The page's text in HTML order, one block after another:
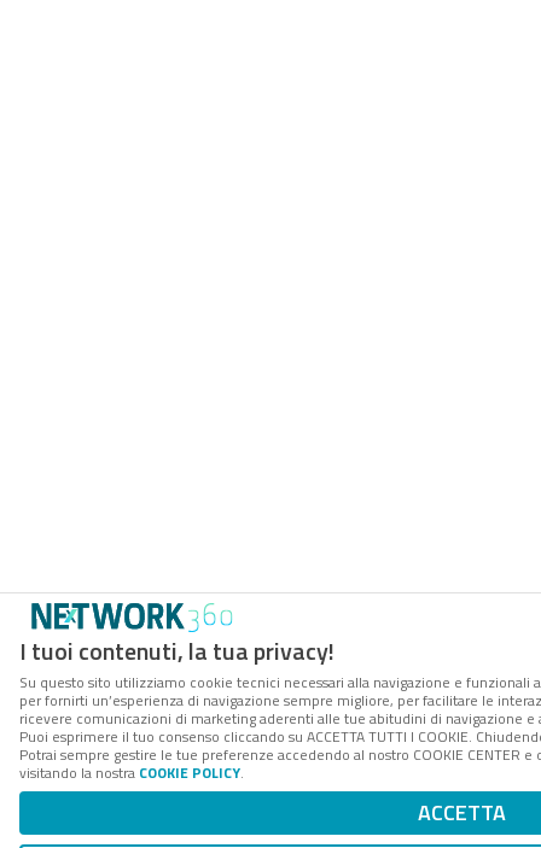
I tuoi contenuti, la tua privacy!
Su questo sito utilizziamo cookie tecnici necessari alla navigazione e funzionali
per fornirti un’esperienza di navigazione sempre migliore, per facilitare le
ricevere comunicazioni di marketing aderenti alle tue abitudini di navigazione e
Puoi esprimere il tuo consenso cliccando su ACCETTA TUTTI I COOKIE.
Potrai sempre gestire le tue preferenze accedendo al nostro COOKIE
visitando la nostra COOKIE POLICY.
ACCETTA